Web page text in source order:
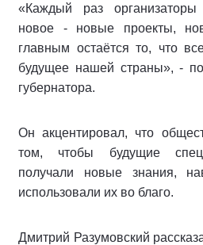
«Каждый раз
новое - новые проекты,
главным остаётся то, что
будущее нашей страны», -
губернатора.
Он акцентировал, что
том, чтобы будущие
получали новые знания,
использовали их во благо.
Дмитрий Разумовский